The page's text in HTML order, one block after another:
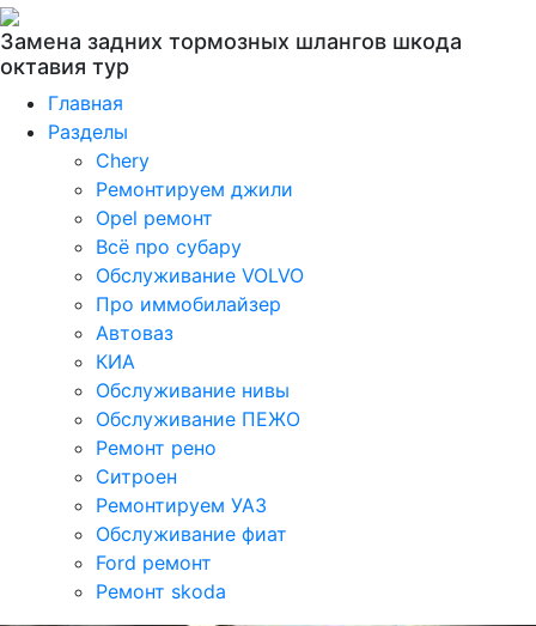
Замена задних тормозных шлангов шкода
октавия тур
Главная
Разделы
Chery
Ремонтируем джили
Opel ремонт
Всё про субару
Обслуживание VOLVO
Про иммобилайзер
Автоваз
КИА
Обслуживание нивы
Обслуживание ПЕЖО
Ремонт рено
Ситроен
Ремонтируем УАЗ
Обслуживание фиат
Ford ремонт
Ремонт skoda